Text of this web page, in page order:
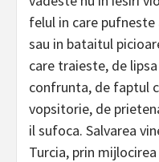
felul in care
sau in bataitul
care traieste, de
confrunta, de faptul
vopsitorie, de
il sufoca. Salvarea
Turcia, prin